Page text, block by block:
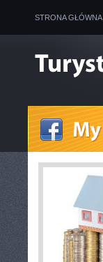
STRONA GŁÓWNA